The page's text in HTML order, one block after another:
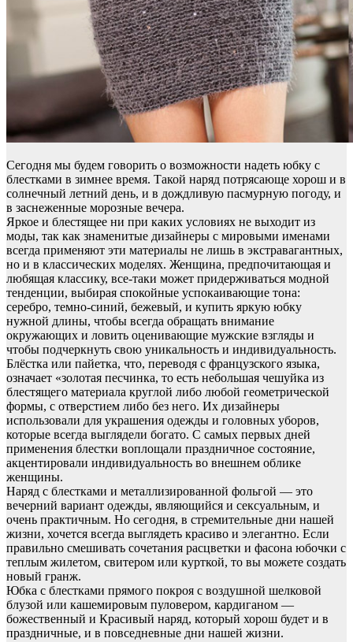
Сегодня мы будем говорить о возможности надеть юбку с
блестками в зимнее время. Такой наряд потрясающе хорош и в
солнечный летний день, и в дождливую пасмурную погоду, и
в заснеженные морозные вечера.
Яркое и блестящее ни при каких условиях не выходит из
моды, так как знаменитые дизайнеры с мировыми именами
всегда применяют эти материалы не лишь в экстравагантных,
но и в классических моделях. Женщина, предпочитающая и
любящая классику, все-таки может придерживаться модной
тенденции, выбирая спокойные успокаивающие тона:
серебро, темно-синий, бежевый, и купить яркую юбку
нужной длины, чтобы всегда обращать внимание
окружающих и ловить оценивающие мужские взгляды и
чтобы подчеркнуть свою уникальность и индивидуальность.
Блёстка или пайетка, что, переводя с французского языка,
означает «золотая песчинка, то есть небольшая чешуйка из
блестящего материала круглой либо любой геометрической
формы, с отверстием либо без него. Их дизайнеры
использовали для украшения одежды и головных уборов,
которые всегда выглядели богато. С самых первых дней
применения блестки воплощали праздничное состояние,
акцентировали индивидуальность во внешнем облике
женщины.
Наряд с блестками и металлизированной фольгой — это
вечерний вариант одежды, являющийся и сексуальным, и
очень практичным. Но сегодня, в стремительные дни нашей
жизни, хочется всегда выглядеть красиво и элегантно. Если
правильно смешивать сочетания расцветки и фасона юбочки с
теплым жилетом, свитером или курткой, то вы можете создать
новый гранж.
Юбка с блестками прямого покроя с воздушной шелковой
блузой или кашемировым пуловером, кардиганом —
божественный и Красивый наряд, который хорош будет и в
праздничные, и в повседневные дни нашей жизни.